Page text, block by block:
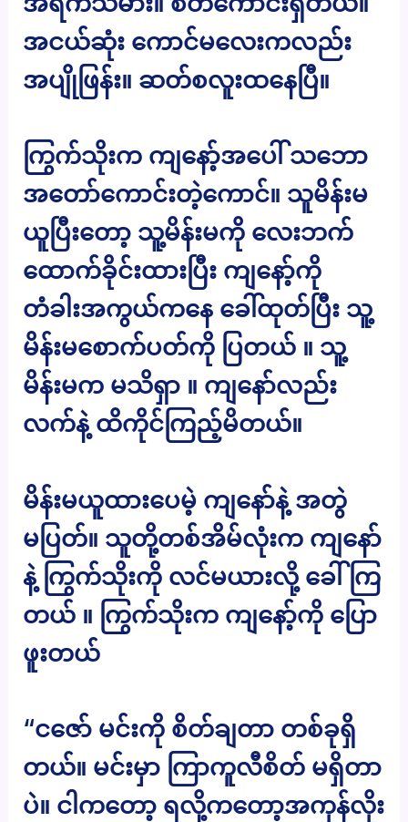
အငယ်ဆုံး ကောင်မလေးကလည်း
အပျိုဖြန်း။ ဆတ်စလူးထနေပြီ။
ကြွက်သိုးက ကျနော့်အပေါ် သဘော
အတော်ကောင်းတဲ့ကောင်။ သူမိန်းမ
ယူပြီးတော့ သူ့မိန်းမကို လေးဘက်
ထောက်ခိုင်းထားပြီး ကျနော့်ကို
တံခါးအကွယ်ကနေ ခေါ်ထုတ်ပြီး သူ့
မိန်းမစောက်ပတ်ကို ပြတယ် ။ သူ့
မိန်းမက မသိရှာ ။ ကျနော်လည်း
လက်နဲ့ ထိကိုင်ကြည့်မိတယ်။
မိန်းမယူထားပေမဲ့ ကျနော်နဲ့ အတွဲ
မပြတ်။ သူတို့တစ်အိမ်လုံးက ကျနော်
နဲ့ ကြွက်သိုးကို လင်မယားလို့ ခေါ်ကြ
တယ် ။ ကြွက်သိုးက ကျနော့်ကို ပြော
ဖူးတယ်
“ငဇော် မင်းကို စိတ်ချတာ တစ်ခုရှိ
တယ်။ မင်းမှာ ကြာကူလီစိတ် မရှိတာ
ပဲ။ ငါကတော့ ရလို့ကတော့အကုန်လိုး